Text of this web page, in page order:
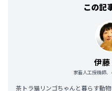
この記
伊
家畜人工授精師
茶トラ猫リンゴちゃんと暮らす動